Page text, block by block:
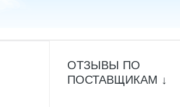
ОТЗЫВЫ ПО
ПОСТАВЩИКАМ ↓